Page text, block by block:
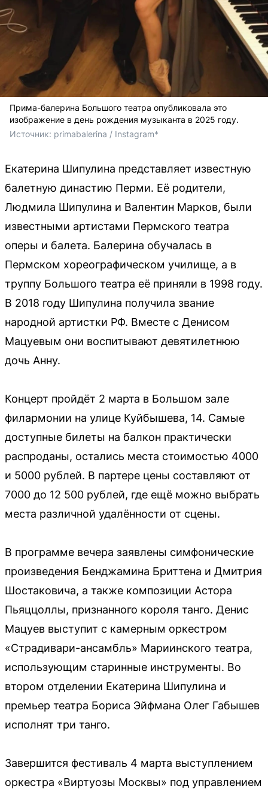
Прима-балерина Большого театра опубликовала это
изображение в день рождения музыканта в 2025 году.
Источник: primabalerina / Instagram*
Екатерина Шипулина представляет известную
балетную династию Перми. Её родители,
Людмила Шипулина и Валентин Марков, были
известными артистами Пермского театра
оперы и балета. Балерина обучалась в
Пермском хореографическом училище, а в
труппу Большого театра её приняли в 1998 году.
В 2018 году Шипулина получила звание
народной артистки РФ. Вместе с Денисом
Мацуевым они воспитывают девятилетнюю
дочь Анну.
Концерт пройдёт 2 марта в Большом зале
филармонии на улице Куйбышева, 14. Самые
доступные билеты на балкон практически
распроданы, остались места стоимостью 4000
и 5000 рублей. В партере цены составляют от
7000 до 12 500 рублей, где ещё можно выбрать
места различной удалённости от сцены.
В программе вечера заявлены симфонические
произведения Бенджамина Бриттена и Дмитрия
Шостаковича, а также композиции Астора
Пьяццоллы, признанного короля танго. Денис
Мацуев выступит с камерным оркестром
«Страдивари-ансамбль» Мариинского театра,
использующим старинные инструменты. Во
втором отделении Екатерина Шипулина и
премьер театра Бориса Эйфмана Олег Габышев
исполнят три танго.
Завершится фестиваль 4 марта выступлением
оркестра «Виртуозы Москвы» под управлением